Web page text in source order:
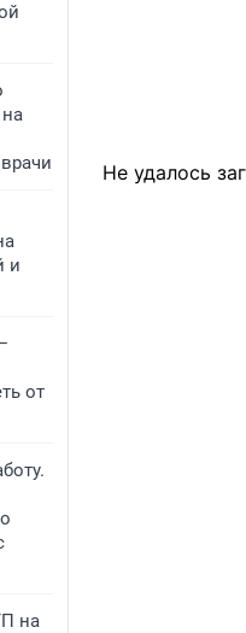
и
от
на
Не удалось